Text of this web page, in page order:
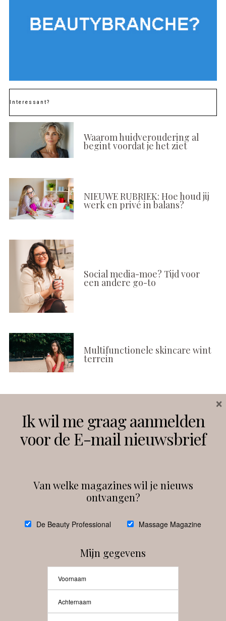
Interessant?
Waarom huidveroudering al
begint voordat je het ziet
NIEUWE RUBRIEK: Hoe houd jij
werk en privé in balans?
Social media-moe? Tijd voor
een andere go-to
Multifunctionele skincare wint
terrein
Instagram Facebook
debeautyprofessional
Ik wil me graag aanmelden
voor de E-mail nieuwsbrief
Van welke magazines wil je nieuws
ontvangen?
De Beauty Professional Massage Magazine
Mijn gegevens
×